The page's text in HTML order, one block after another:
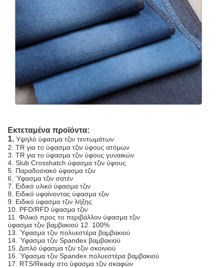
Εκτεταμένα προϊόντα:
1. Υψηλό ύφασμα τζιν τεντωμάτων
2. TR για το ύφασμα τζιν ύφους ατόμων
3. TR για το ύφασμα τζιν ύφους γυναικών
4. Slub Crosshatch ύφασμα τζιν ύφους
5. Παραδοσιακό ύφασμα τζιν
6. Ύφασμα τζιν σατέν
7. Ειδικό υλικό ύφασμα τζιν
8. Ειδικό υφαίνοντας ύφασμα τζιν
9. Ειδικό ύφασμα τζιν λήξης
10. PFD/RFD ύφασμα τζιν
11. Φιλικό προς το περιβάλλον ύφασμα τζιν
ύφασμα τζιν βαμβακιού 12. 100%
13. Ύφασμα τζιν πολυεστέρα βαμβακιού
14. Ύφασμα τζιν Spandex βαμβακιού
15. Διπλό ύφασμα τζιν τζιν σκοινιού
16. Ύφασμα τζιν Spandex πολυεστέρα βαμβακιού
17. RTS/Ready στο ύφασμα τζιν σκαφών